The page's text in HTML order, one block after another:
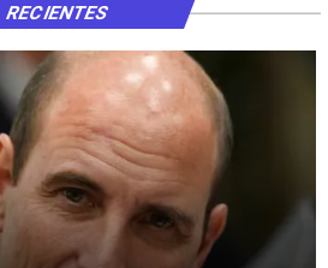
RECIENTES